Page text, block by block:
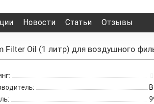
Новости Статьи Отзывы
Filter Oil (1 литр) для воздушного